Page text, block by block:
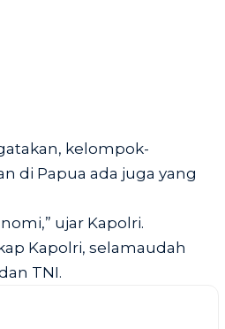
kelompok-
di Papua ada juga yang
ujar Kapolri.
Kapolri, selamaudah
TNI.